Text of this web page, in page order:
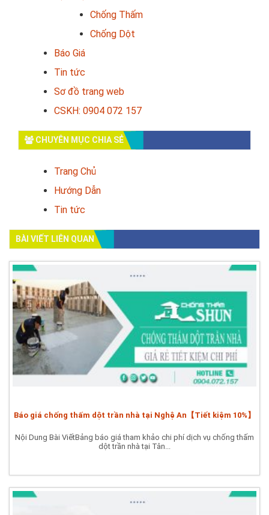
Chống Thấm
Chống Dột
Báo Giá
Tin tức
Sơ đồ trang web
CSKH: 0904 072 157
CHUYÊN MỤC CHIA SẺ
Trang Chủ
Hướng Dẫn
Tin tức
BÀI VIẾT LIÊN QUAN
Báo giá chống thấm dột trần nhà tại Nghệ An【Tiết kiệm 10%】
Nội Dung Bài ViếtBảng báo giá tham khảo chi phí dịch vụ chống thấm
dột trần nhà tại Tân...